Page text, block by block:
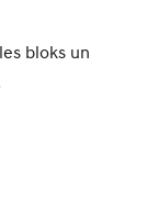
bloks un